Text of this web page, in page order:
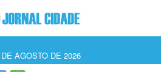
AGOSTO DE 2026